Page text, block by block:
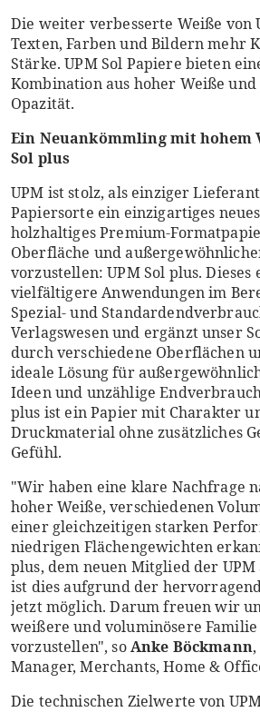
Die weiter verbesserte Weiße von
Texten, Farben und Bildern mehr
Stärke. UPM Sol Papiere bieten
Kombination aus hoher Weiße
Opazität.
Ein Neuankömmling mit hohem
Sol plus
UPM ist stolz, als einziger
Papiersorte ein einzigartiges
holzhaltiges Premium-
Oberfläche und
vorzustellen: UPM Sol plus.
vielfältigere Anwendungen im
Spezial- und
Verlagswesen und ergänzt unser
durch verschiedene Oberflächen
ideale Lösung für
Ideen und unzählige
plus ist ein Papier mit Charakter
Druckmaterial ohne zusätzliches
Gefühl.
"Wir haben eine klare Nachfrage
hoher Weiße, verschiedenen
einer gleichzeitigen starken
niedrigen Flächengewichten
plus, dem neuen Mitglied der
ist dies aufgrund der
jetzt möglich. Darum freuen wir
weißere und voluminösere Familie
vorzustellen", soAnke Böckmann
Manager, Merchants, Home &
Die technischen Zielwerte von